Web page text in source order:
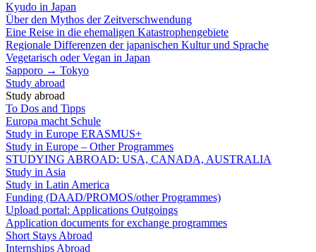
Kyudo in Japan
Über den Mythos der Zeitverschwendung
Eine Reise in die ehemaligen Katastrophengebiete
Regionale Differenzen der japanischen Kultur und Sprache
Vegetarisch oder Vegan in Japan
Sapporo → Tokyo
Study abroad
Study abroad
To Dos and Tipps
Europa macht Schule
Study in Europe ERASMUS+
Study in Europe – Other Programmes
STUDYING ABROAD: USA, CANADA, AUSTRALIA
Study in Asia
Study in Latin America
Funding (DAAD/PROMOS/other Programmes)
Upload portal: Applications Outgoings
Application documents for exchange programmes
Short Stays Abroad
Internships Abroad